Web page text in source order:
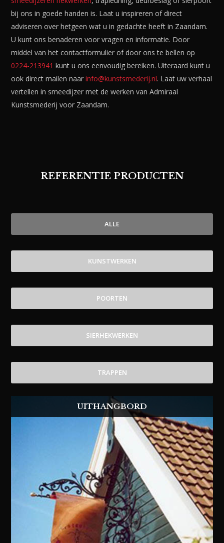
bij ons in goede handen is. Laat u inspireren of direct
adviseren over hetgeen wat u in gedachte heeft in Zaandam.
U kunt ons benaderen voor vragen en informatie. Door
middel van het contactformulier of door ons te bellen op
0224-213941 kunt u ons eenvoudig bereiken. Uiteraard kunt u
ook direct mailen naarinfo@kunstsmederij.nl. Laat uw verhaal
vertellen in smeedijzer met de werken van Admiraal
Kunstsmederij voor Zaandam.
REFERENTIE PRODUCTEN
ALLE
KUNSTWERKEN
POORTEN
SIERHEKWERKEN
TRAPPEN
UITHANGBORD